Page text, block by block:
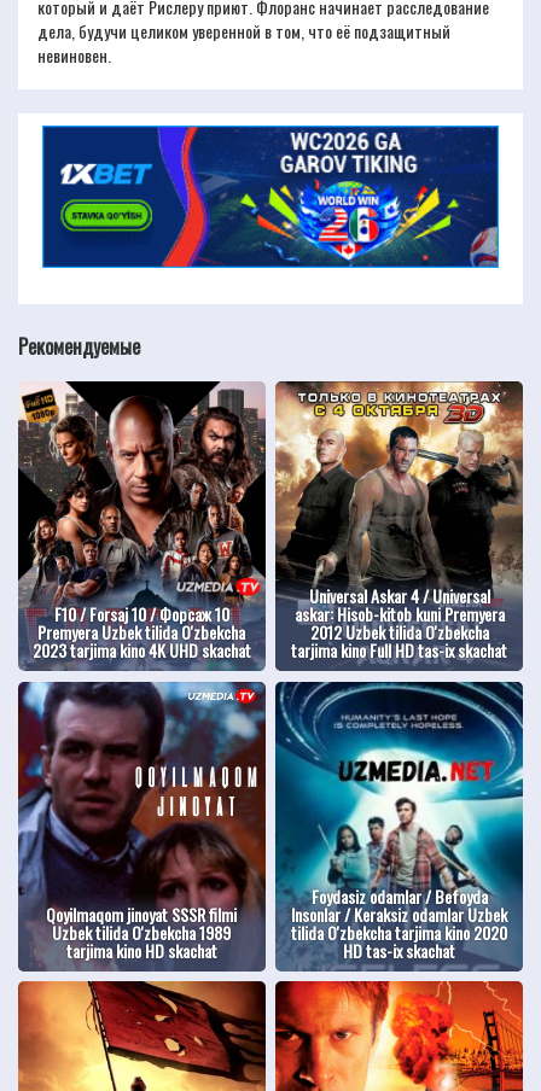
который и даёт Рислеру приют. Флоранс начинает расследование
дела, будучи целиком уверенной в том, что её подзащитный
невиновен.
Рекомендуемые
F10 / Forsaj 10 / Форсаж 10
Premyera Uzbek tilida O'zbekcha
2023 tarjima kino 4K UHD skachat
Universal Askar 4 / Universal
askar: Hisob-kitob kuni Premyera
2012 Uzbek tilida O'zbekcha
tarjima kino Full HD tas-ix skachat
Qoyilmaqom jinoyat SSSR filmi
Uzbek tilida O'zbekcha 1989
tarjima kino HD skachat
Foydasiz odamlar / Befoyda
Insonlar / Keraksiz odamlar Uzbek
tilida O'zbekcha tarjima kino 2020
HD tas-ix skachat